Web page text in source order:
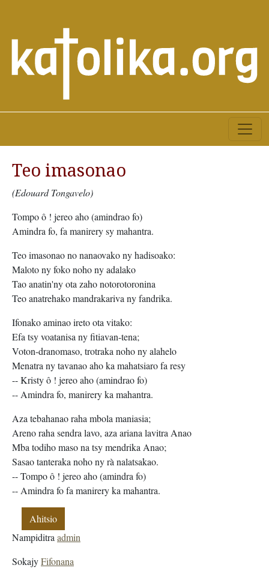
Teo imasonao
(Edouard Tongavelo)
Tompo ô ! jereo aho (amindrao fo)
Amindra fo, fa manirery sy mahantra.
Teo imasonao no nanaovako ny hadisoako:
Maloto ny foko noho ny adalako
Tao anatin'ny ota zaho notorotoronina
Teo anatrehako mandrakariva ny fandrika.
Ifonako aminao ireto ota vitako:
Efa tsy voatanisa ny fitiavan-tena;
Voton-dranomaso, trotraka noho ny alahelo
Menatra ny tavanao aho ka mahatsiaro fa resy
-- Kristy ô ! jereo aho (amindrao fo)
-- Amindra fo, manirery ka mahantra.
Aza tebahanao raha mbola maniasia;
Areno raha sendra lavo, aza ariana lavitra Anao
Mba todiho maso na tsy mendrika Anao;
Sasao tanteraka noho ny rà nalatsakao.
-- Tompo ô ! jereo aho (amindra fo)
-- Amindra fo fa manirery ka mahantra.
Ahitsio
Nampiditra admin
SokajyFifonana